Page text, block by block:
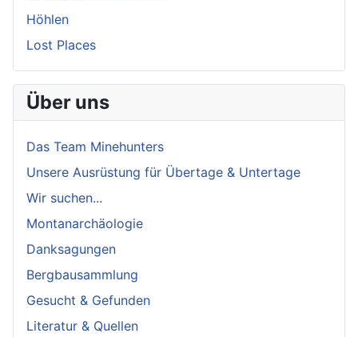
Höhlen
Lost Places
Über uns
Das Team Minehunters
Unsere Ausrüstung für Übertage & Untertage
Wir suchen...
Montanarchäologie
Danksagungen
Bergbausammlung
Gesucht & Gefunden
Literatur & Quellen